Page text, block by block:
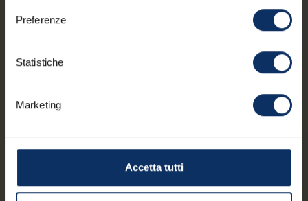
Preferenze
Statistiche
Marketing
Accetta tutti